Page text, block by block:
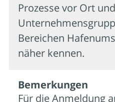
Prozesse vor Ort
Bereichen
näher kennen.
Bemer­kungen
Für die Anmeldung